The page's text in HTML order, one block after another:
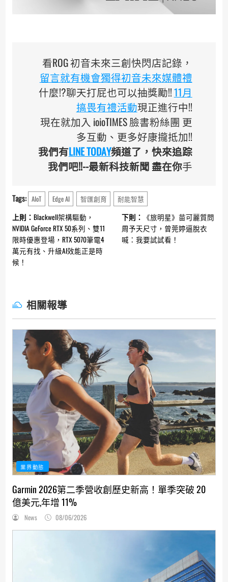
看ROG 初音未來三創快閃店記錄，
留言就有機會獨得初音未來媒體禮
什麼!?聊天打屁也可以抽獎勵!!11月
搞畏有禮活動現正進行中!!
現在就加入 ioioTIMES 臉書粉絲團 更
多互動、更多好康攏抵加!!
我們有LINE TODAY頻道了，快來追踪
我們吧!!--最新科技新聞 盡在你手
Tags: AIoT Edge AI 智匯創育 耐能智慧
Continue
Reading
上則： Blackwell架構驅動，
NVIDIA GeForce RTX 50系列、雙11
限時優惠登場，RTX 5070筆電4
萬元有找、升級AI效能正是時
候！
下則： 《旅明星》苗可麗質問
周予天尺寸，曾莞婷逼脫衣
喊：我要試試看！
相關報導
業界動態
Garmin 2026第二季營收創歷史新高！單季突破 20
億美元,年增 11%
News 08/06/2026